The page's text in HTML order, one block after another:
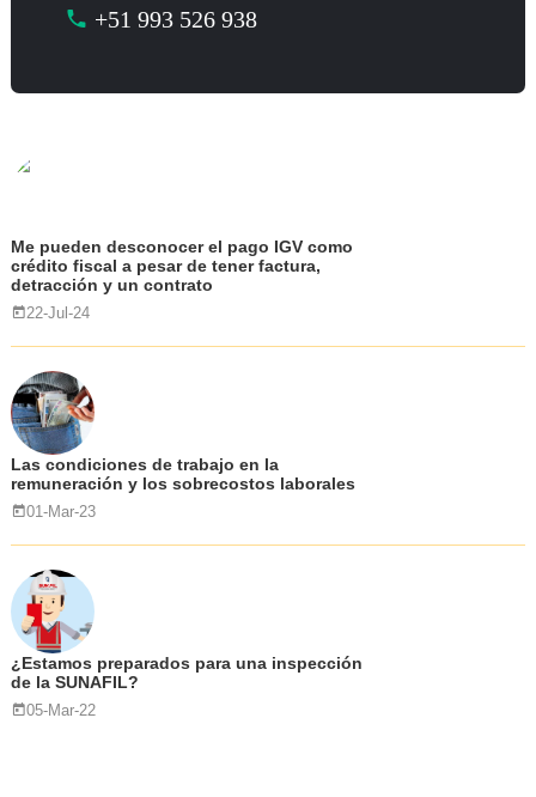
+51 993 526 938
Me pueden desconocer el pago IGV como
crédito fiscal a pesar de tener factura,
detracción y un contrato
22-Jul-24
Las condiciones de trabajo en la
remuneración y los sobrecostos laborales
01-Mar-23
¿Estamos preparados para una inspección
de la SUNAFIL?
05-Mar-22